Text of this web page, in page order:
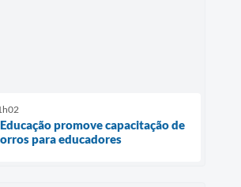
promove capacitação de
para educadores